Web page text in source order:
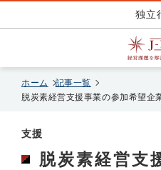
独立
ホーム
記事一覧
脱炭素経営支援事業の参加希望企
支援
脱炭素経営支